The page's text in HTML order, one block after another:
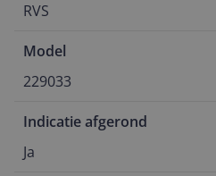
RVS
Model
229033
Indicatie afgerond
Ja